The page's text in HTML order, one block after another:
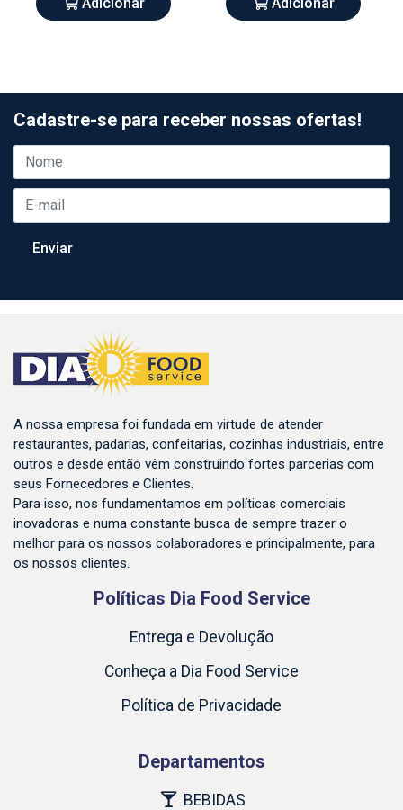
Cadastre-se para receber nossas ofertas!
A nossa empresa foi fundada em virtude de atender
restaurantes, padarias, confeitarias, cozinhas industriais, entre
outros e desde então vêm construindo fortes parcerias com
seus Fornecedores e Clientes.
Para isso, nos fundamentamos em políticas comerciais
inovadoras e numa constante busca de sempre trazer o
melhor para os nossos colaboradores e principalmente, para
os nossos clientes.
Políticas Dia Food Service
Entrega e Devolução
Conheça a Dia Food Service
Política de Privacidade
Departamentos
BEBIDAS